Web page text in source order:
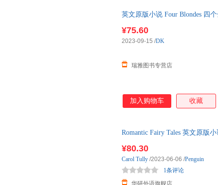
英文原版小说 Four Blondes 四
¥75.60
瑞雅图书专营店
2023-09-15 /DK
加入购物车 收藏
Romantic Fairy Tales 英文原版
¥80.30
华研外语旗舰店
1条评论
Carol Tully /2023-06-06 /Penguin